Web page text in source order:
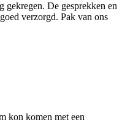
gekregen. De gesprekken en
verzorgd. Pak van ons
kon komen met een